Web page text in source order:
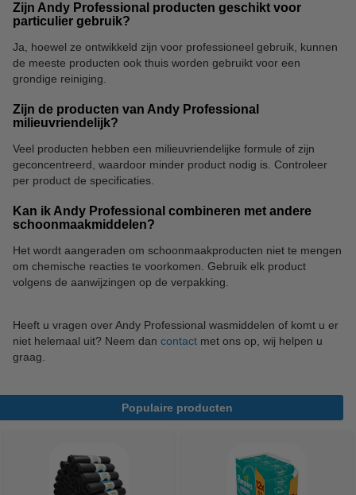
Zijn Andy Professional producten geschikt voor
particulier gebruik?
Ja, hoewel ze ontwikkeld zijn voor professioneel gebruik, kunnen
de meeste producten ook thuis worden gebruikt voor een
grondige reiniging.
Zijn de producten van Andy Professional
milieuvriendelijk?
Veel producten hebben een milieuvriendelijke formule of zijn
geconcentreerd, waardoor minder product nodig is. Controleer
per product de specificaties.
Kan ik Andy Professional combineren met andere
schoonmaakmiddelen?
Het wordt aangeraden om schoonmaakproducten niet te mengen
om chemische reacties te voorkomen. Gebruik elk product
volgens de aanwijzingen op de verpakking.
Heeft u vragen over Andy Professional wasmiddelen of komt u er
niet helemaal uit? Neem dan contact met ons op, wij helpen u
graag.
Populaire producten